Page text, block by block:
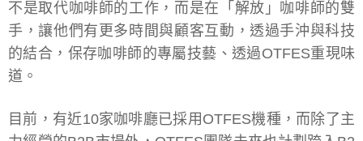
不是取代咖啡師的工作，而是在「解放」咖啡師的雙
手，讓他們有更多時間與顧客互動，透過手沖與科技
的結合，保存咖啡師的專屬技藝、透過OTFES重現味
道。
目前，有近10家咖啡廳已採用OTFES機種，而除了主